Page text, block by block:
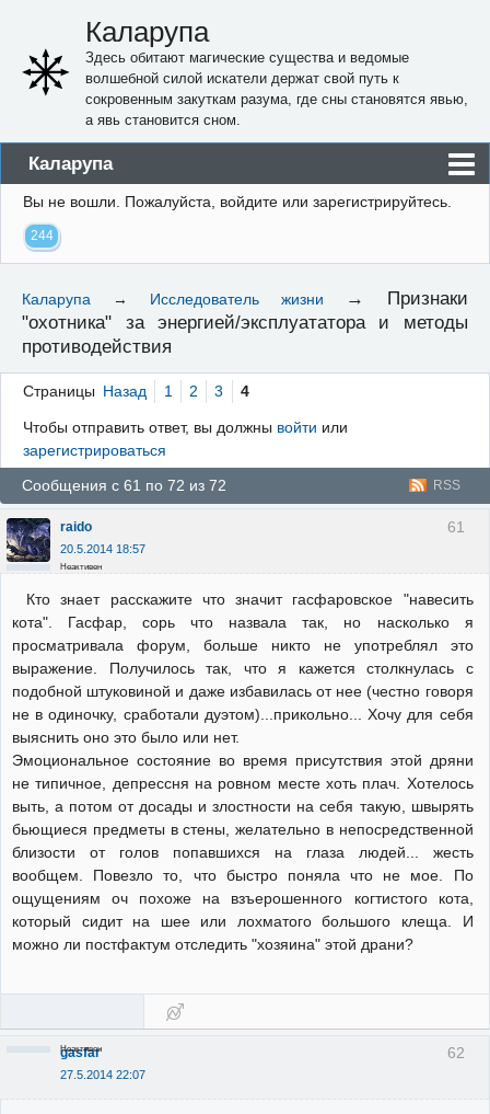
Каларупа
Здесь обитают магические существа и ведомые
волшебной силой искатели держат свой путь к
сокровенным закуткам разума, где сны становятся явью,
а явь становится сном.
Каларупа
Блог
Форум
Правила
Вход
Вы не вошли. Пожалуйста, войдите или зарегистрируйтесь.
244
Каларупа → Исследователь жизни → Признаки
"охотника" за энергией/эксплуататора и методы
противодействия
Страницы Назад 1 2 3 4
Чтобы отправить ответ, вы должны войти или
зарегистрироваться
RSS
Сообщения с 61 по 72 из 72
61
raido
20.5.2014 18:57
Неактивен
Кто знает расскажите что значит гасфаровское "навесить
кота". Гасфар, сорь что назвала так, но насколько я
просматривала форум, больше никто не употреблял это
выражение. Получилось так, что я кажется столкнулась с
подобной штуковиной и даже избавилась от нее (честно говоря
не в одиночку, сработали дуэтом)...прикольно... Хочу для себя
выяснить оно это было или нет.
Эмоциональное состояние во время присутствия этой дряни
не типичное, депрессня на ровном месте хоть плач. Хотелось
выть, а потом от досады и злостности на себя такую, швырять
бьющиеся предметы в стены, желательно в непосредственной
близости от голов попавшихся на глаза людей... жесть
вообщем. Повезло то, что быстро поняла что не мое. По
ощущениям оч похоже на взъерошенного когтистого кота,
который сидит на шее или лохматого большого клеща. И
можно ли постфактум отследить "хозяина" этой драни?
62
gasfar
27.5.2014 22:07
Неактивен